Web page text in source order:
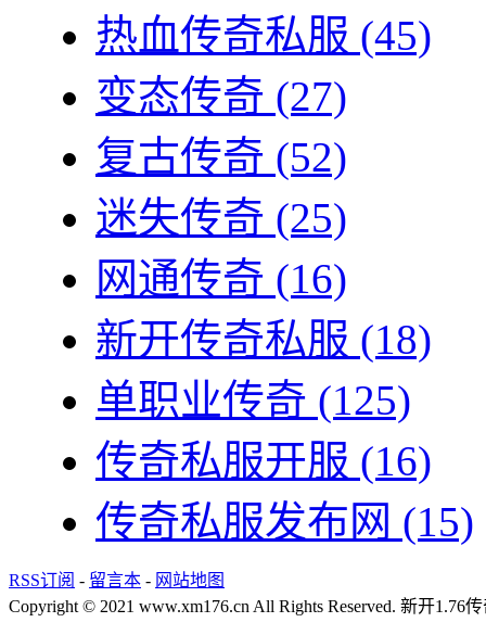
热血传奇私服 (45)
变态传奇 (27)
复古传奇 (52)
迷失传奇 (25)
网通传奇 (16)
新开传奇私服 (18)
单职业传奇 (125)
传奇私服开服 (16)
传奇私服发布网 (15)
RSS订阅 - 留言本 - 网站地图
Copyright © 2021 www.xm176.cn All Rights Reserved. 新开1.76